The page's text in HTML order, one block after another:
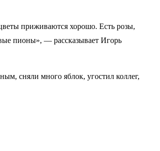
приживаются хорошо. Есть розы,
пионы», — рассказывает Игорь
сняли много яблок, угостил коллег,